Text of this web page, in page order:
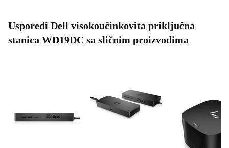
Usporedi Dell visokoučinkovita priključna
stanica WD19DC sa sličnim proizvodima